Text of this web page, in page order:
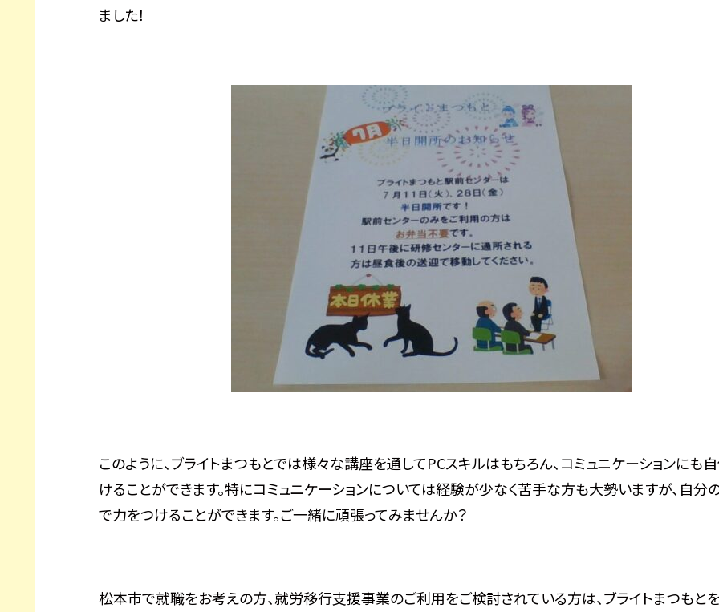
ました！
このように、ブライトまつもとでは様々な講座を通してPCスキルはもちろん、コミュニケーションにも
けることができます。特にコミュニケーションについては経験が少なく苦手な方も大勢いますが、自分
で力をつけることができます。ご一緒に頑張ってみませんか？
松本市で就職をお考えの方、就労移行支援事業のご利用をご検討されている方は、ブライトまつもと